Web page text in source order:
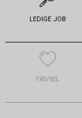
medarbejder, vil vi
LEDIGE JOB
TRIVSEL